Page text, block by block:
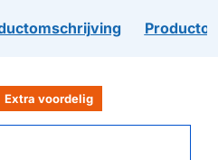
Extra voordelig